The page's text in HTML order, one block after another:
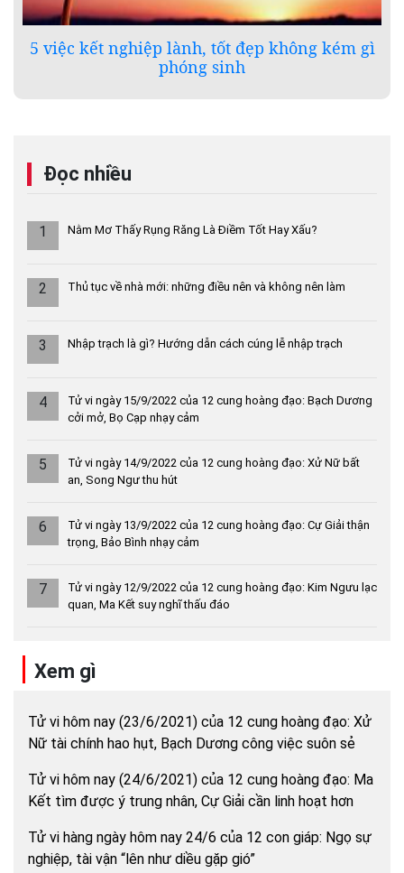
5 việc kết nghiệp lành, tốt đẹp không kém gì
phóng sinh
Đọc nhiều
1 Nằm Mơ Thấy Rụng Răng Là Điềm Tốt Hay Xấu?
2 Thủ tục về nhà mới: những điều nên và không nên làm
3 Nhập trạch là gì? Hướng dẫn cách cúng lễ nhập trạch
4
Tử vi ngày 15/9/2022 của 12 cung hoàng đạo: Bạch Dương
cởi mở, Bọ Cạp nhạy cảm
5
Tử vi ngày 14/9/2022 của 12 cung hoàng đạo: Xử Nữ bất
an, Song Ngư thu hút
6
Tử vi ngày 13/9/2022 của 12 cung hoàng đạo: Cự Giải thận
trọng, Bảo Bình nhạy cảm
7
Tử vi ngày 12/9/2022 của 12 cung hoàng đạo: Kim Ngưu lạc
quan, Ma Kết suy nghĩ thấu đáo
Xem gì
Tử vi hôm nay (23/6/2021) của 12 cung hoàng đạo: Xử
Nữ tài chính hao hụt, Bạch Dương công việc suôn sẻ
Tử vi hôm nay (24/6/2021) của 12 cung hoàng đạo: Ma
Kết tìm được ý trung nhân, Cự Giải cần linh hoạt hơn
Tử vi hàng ngày hôm nay 24/6 của 12 con giáp: Ngọ sự
nghiệp, tài vận “lên như diều gặp gió”